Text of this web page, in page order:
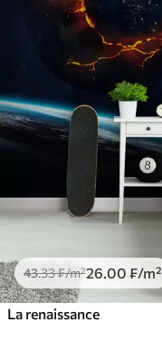
43.33₣/m²26.00 ₣/m²
La renaissance